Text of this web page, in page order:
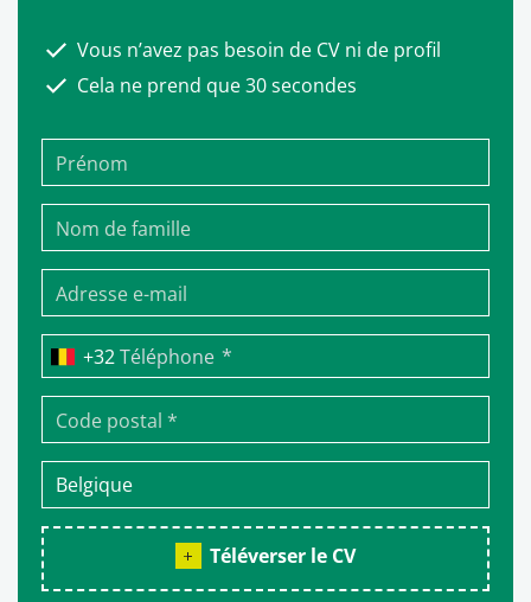
Vous n’avez pas besoin de CV ni de profil
Cela ne prend que 30 secondes
Téléphone *
Téléverser le CV